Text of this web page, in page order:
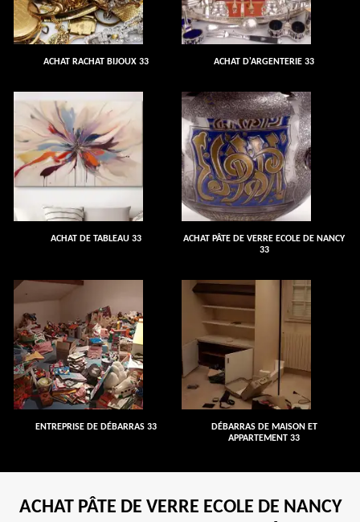
ACHAT RACHAT BIJOUX 33 ACHAT D'ARGENTERIE 33
ACHAT DE TABLEAU 33
ACHAT PÂTE DE VERRE ECOLE DE NANCY
33
ENTREPRISE DE DÉBARRAS 33
DÉBARRAS DE MAISON ET
APPARTEMENT 33
ACHAT PÂTE DE VERRE ECOLE DE NANCY